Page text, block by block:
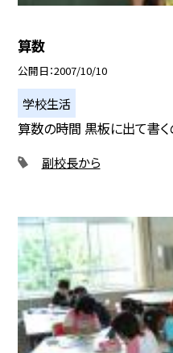
算数
公開日 2007/10/10
学校生活
算数の時間 黒板に出て書く
副校長から